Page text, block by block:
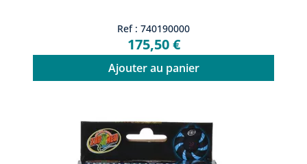
Ref : 740190000
175,50 €
Ajouter au panier